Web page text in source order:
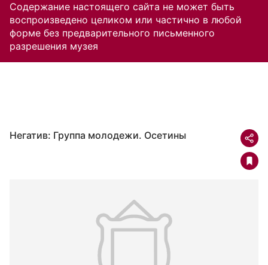
Содержание настоящего сайта не может быть
воспроизведено целиком или частично в любой
форме без предварительного письменного
разрешения музея
Негатив: Группа молодежи. Осетины